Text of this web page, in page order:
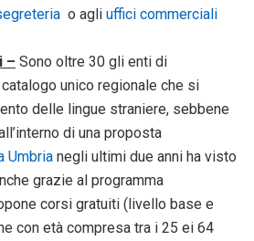
o agli uffici commerciali
– Sono oltre 30 gli enti di
unico regionale che si
delle lingue straniere, sebbene
di una proposta
Umbria negli ultimi due anni ha visto
grazie al programma
corsi gratuiti (livello base e
con età compresa tra i 25 ei 64